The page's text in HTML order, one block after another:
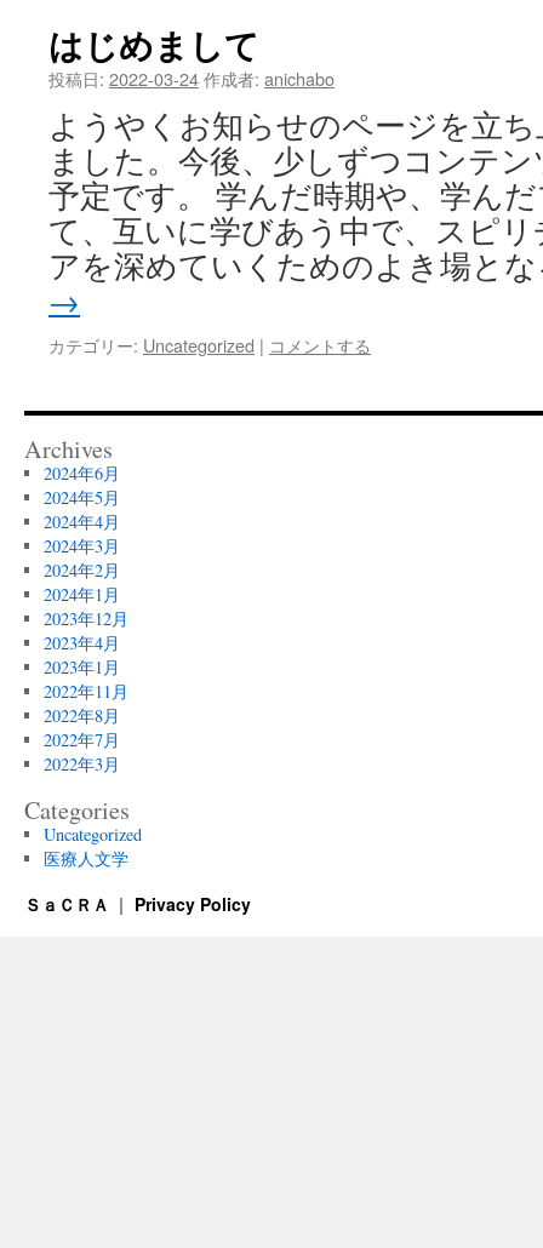
はじめまして
投稿日: 2022-03-24作成者: anichabo
ようやくお知らせのページを立
ました。今後、少しずつコンテ
予定です。 学んだ時期や、学ん
て、互いに学びあう中で、スピ
アを深めていくためのよき場と
→
カテゴリー: Uncategorized | コメントする
Archives
2024年6月
2024年5月
2024年4月
2024年3月
2024年2月
2024年1月
2023年12月
2023年4月
2023年1月
2022年11月
2022年8月
2022年7月
2022年3月
Categories
Uncategorized
医療人文学
ＳａＣＲＡ Privacy Policy